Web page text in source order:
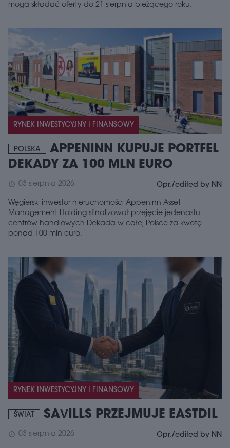
mogą składać oferty do 21 sierpnia bieżącego roku.
RYNEK INWESTYCYJNY I FINANSOWY
POLSKA
APPENINN KUPUJE PORTFEL
DEKADY ZA 100 MLN EURO
schedule 03 sierpnia 2026 Opr./edited by NN
Węgierski inwestor nieruchomości Appeninn Asset
Management Holding sfinalizował przejęcie jedenastu
centrów handlowych Dekada w całej Polsce za kwotę
ponad 100 mln euro.
RYNEK INWESTYCYJNY I FINANSOWY
ŚWIAT SAVILLS PRZEJMUJE EASTDIL
schedule 03 sierpnia 2026 Opr./edited by NN